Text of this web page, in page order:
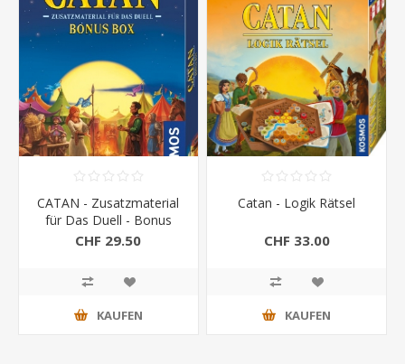
CATAN - Zusatzmaterial
für Das Duell - Bonus
Box
CHF 29.50
KAUFEN
Catan - Logik Rätsel
CHF 33.00
KAUFEN